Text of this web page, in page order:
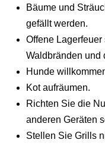
Bäume und
gefällt werden.
Offene
Waldbränden und
Hunde
Kot aufräumen.
Richten Sie die
anderen Geräten
Stellen Sie Grills